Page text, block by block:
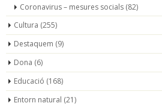
Coronavirus – mesures socials (82)
Cultura (255)
Destaquem (9)
Dona (6)
Educació (168)
Entorn natural (21)